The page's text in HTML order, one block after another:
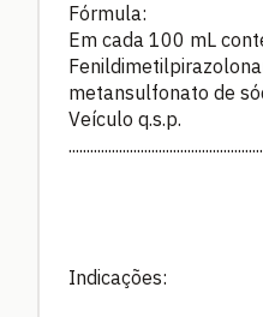
Fórmula:
Em cada 100 mL
metansulfonato de
Veículo q.s.p.
Indicações: